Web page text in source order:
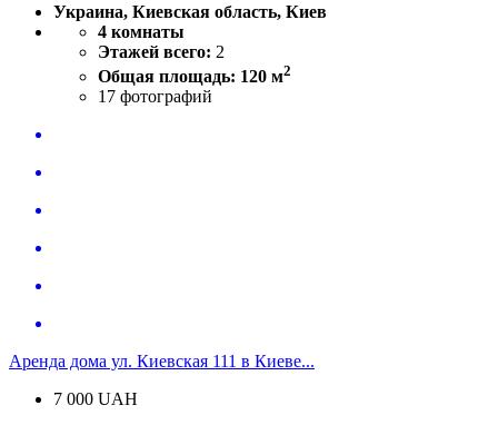
Украина, Киевская область, Киев
4 комнаты
Этажей всего: 2
Общая площадь: 120 м2
17 фотографий
Аренда дома ул. Киевская 111 в Киеве...
7 000 UAH